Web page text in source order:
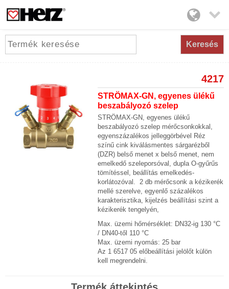

Keresés
4217
STRÖMAX-GN, egyenes ülékű
beszabályozó szelep
STRÖMAX-GN, egyenes ülékű
beszabályozó szelep mérőcsonkokkal,
egyenszázalékos jelleggörbével Réz
színű cink kiválásmentes sárgarézből
(DZR) belső menet x belső menet, nem
emelkedő szeleporsóval, dupla O-gyűrűs
tömítéssel, beállítás emelkedés-
korlátozóval. 2 db mérőcsonk a kézikerék
mellé szerelve, egyenlő százalékos
karakterisztika, kijelzés beállítási szint a
kézikerék tengelyén,
Max. üzemi hőmérséklet: DN32-ig 130 °C
/ DN40-től 110 °C
Max. üzemi nyomás: 25 bar
Az 1 6517 05 előbeállítási jelölőt külön
kell megrendelni.